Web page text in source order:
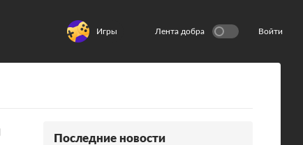
Игры Лента добра Войти
Последние новости